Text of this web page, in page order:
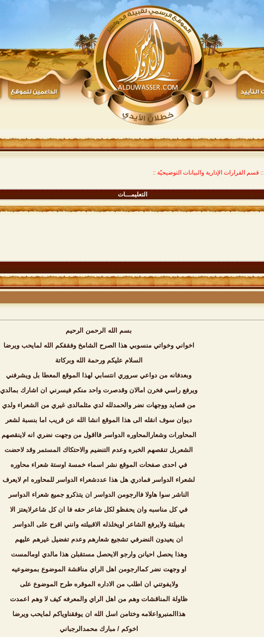
:: قسم القرارات الإدارية والبيانات التوضيحيّة ::
التعليمـــات
بسم الله الرحمن الرحيم
اخواني وخواتي منسوبي هذا الصرح الشامخ وفققكم الله لمايحب ويرضا
السلام عليكم ورحمة الله وبركاتة
وبعدفانه من دواعي سروري انتسابي لهذا الموقع المعطا بل ويشرفني
ويرفع راسي فخرن امالان وقدصرت واحد منكم فيسرني ان اشارك بمالدي
من قصايد ووجهات نضر والحمدلله لدي مثلمالدى غيري من الشعراء ولدي
ديوان سوف انقله الى هذا الموقع انشا الله عن قريب اما بنسبة لشعر
المحاورات وشعارالمحاوره الدواسر فااقول من وجهت نضري انه لاينقصهم
الشعربل تنقصهم الخبره وعدم التنضيم والاحتكاك المستمر وقد لاحضت
في احدى صفحات الموقع نشر اسماء خمسة اوستة شعراء محاوره
لشعراء الدواسر فمادري هل هذا عددشعراء الدواسر للمحاوره ام لايعرف
الناشر سوا هاولا فاارجومن الدواسر ان يتذكرو جميع شعراء الدواسر
في كل مناسبه وان يحفظو لكل شاعر حقه فا ان كل شاعرلايعتز الا
بقبيلتة ولايرفع الشاعر اويخلذله الاقبيلته وانني اقرح على الدواسر
ان يعيدون النضرفي تشجيع شعارهم وعدم تفضيل غيرهم عليهم
وهذا يحصل احيانن وارجو الايحصل مستقبلن هذا مالدي اومالمست
او وجهت نضر كماارجومن اهل الراي مناقشة الموضوع بموضوعيه
ولايفوتني ان اطلب من الاداره الموقره طرح الموضوع على
ظاولة المناقشات وهم من اهل الراي والمعرفه كيف لا وهم اعمدت
هذاالمنبرواعلامه وختامن اسل الله ان يوفقناوياكم لمايحب ويرضا
اخوكم / مبارك محمدالرجباني